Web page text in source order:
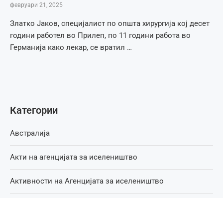
февруари 21, 2025
Златко Јаков, специјалист по општа хирургија кој десет
години работел во Прилеп, по 11 години работа во
Германија како лекар, се вратил …
Категории
Австралија
Акти на агенцијата за иселеништво
Активности на Агенцијата за иселеништво